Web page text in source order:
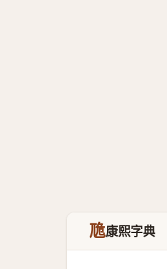
卼康熙字典